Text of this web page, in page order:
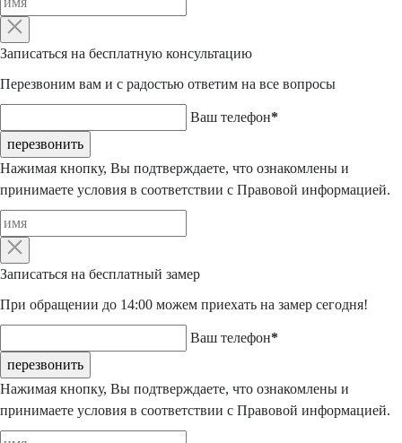
Записаться на бесплатную консультацию
Перезвоним вам и с радостью ответим на все вопросы
Ваш телефон*
перезвонить
Нажимая кнопку, Вы подтверждаете, что ознакомлены и
принимаете условия в соответствии с Правовой информацией.
Записаться на бесплатный замер
При обращении до 14:00 можем приехать на замер сегодня!
Ваш телефон*
перезвонить
Нажимая кнопку, Вы подтверждаете, что ознакомлены и
принимаете условия в соответствии с Правовой информацией.